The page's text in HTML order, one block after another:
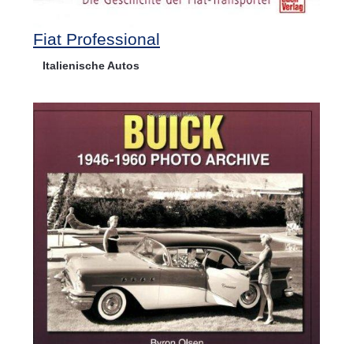
Fiat Professional
Italienische Autos